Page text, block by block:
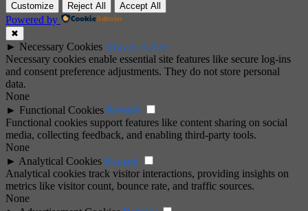
Customize Reject All Accept All
Powered by
✖
► Necessary Cookies Always Active
Necessary cookies enable essential site features like secure log-ins
and consent preference adjustments. They do not store personal
data.
None
► Functional Cookies Remark
Functional cookies support features like content sharing on social
media, collecting feedback, and enabling third-party tools.
None
► Analytical Cookies Remark
Analytical cookies track visitor interactions, providing insights on
metrics like visitor count, bounce rate, and traffic sources.
None